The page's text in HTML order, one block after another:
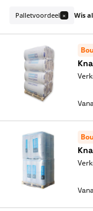
Palletvoordeel × Wis